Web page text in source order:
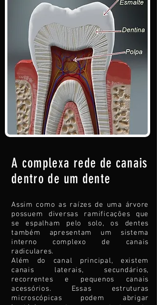
A complexa rede de canais
dentro de um dente
Assim como as raízes de uma árvore
possuem diversas ramificações que
se espalham pelo solo, os dentes
também apresentam um sistema
interno complexo de canais
radiculares.
Além do canal principal, existem
canais laterais, secundários,
recorrentes e pequenos canais
acessórios. Essas estruturas
microscópicas podem abrigar